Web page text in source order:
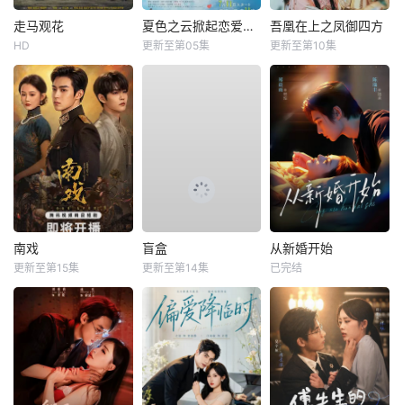
走马观花
HD
夏色之云掀起恋爱与风暴
更新至第05集
吾凰在上之凤御四方
更新至第10集
南戏
更新至第15集
盲盒
更新至第14集
从新婚开始
已完结